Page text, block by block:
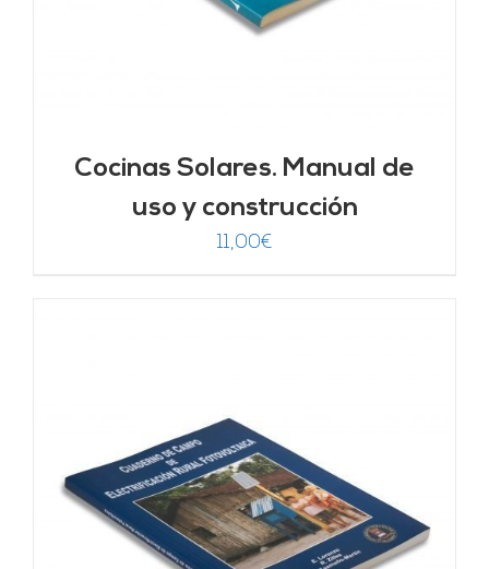
Cocinas Solares. Manual de
uso y construcción
11,00€